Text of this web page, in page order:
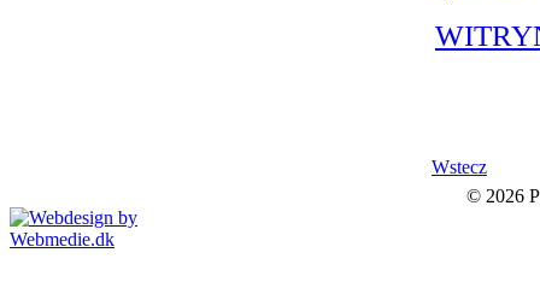
Wstecz
© 2026